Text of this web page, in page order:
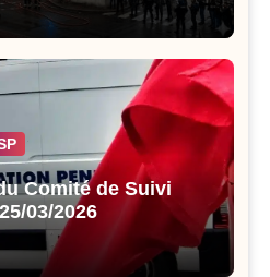
Comité de Suivi
03/2026